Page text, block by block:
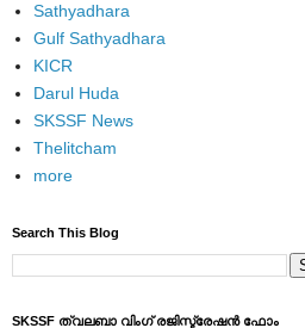
Sathyadhara
Gulf Sathyadhara
KICR
Darul Huda
SKSSF News
Thelitcham
more
Search This Blog
SKSSF ത്വലബാ വിംഗ് രജിസ്ട്രേഷന്‍ ഫോം